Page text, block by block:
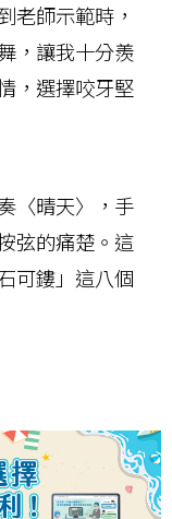
老師示範時，
，讓我十分羨
，選擇咬牙堅
〈晴天〉，手
弦的痛楚。這
可鏤」這八個